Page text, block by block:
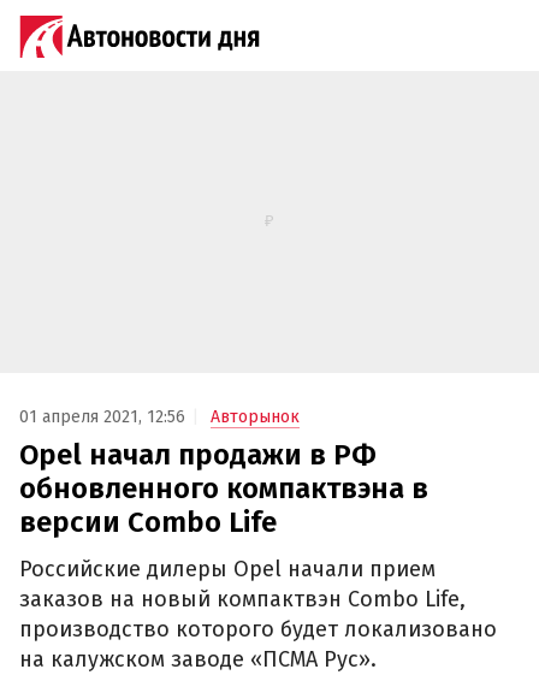
01 апреля 2021, 12:56 Авторынок
Opel начал продажи в РФ
обновленного компактвэна в
версии Combo Life
Российские дилеры Opel начали прием
заказов на новый компактвэн Combo Life,
производство которого будет локализовано
на калужском заводе «ПСМА Рус».